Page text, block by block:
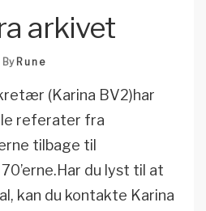
arkivet
By Rune
(Karina BV2)har
referater fra
tilbage til
du lyst til at
kan du kontakte Karina